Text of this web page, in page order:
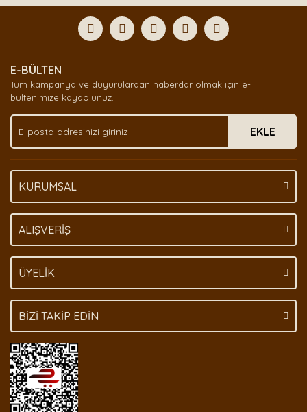
Yorum Yaz
formunu kullanarak tarafımıza iletebilirsiniz.
Görüş ve önerileriniz için teşekkür ederiz.
Ürün açıklamasında eksik bilgiler bulunuyor.
Ürün bilgilerinde hatalar bulunuyor.
Bu ürüne benzer farklı alternatifler olmalı.
E-BÜLTEN
Tüm kampanya ve duyurulardan haberdar olmak için e-
bültenimize kaydolunuz.
EKLE
KURUMSAL
ALIŞVERİŞ
ÜYELİK
BİZİ TAKİP EDİN